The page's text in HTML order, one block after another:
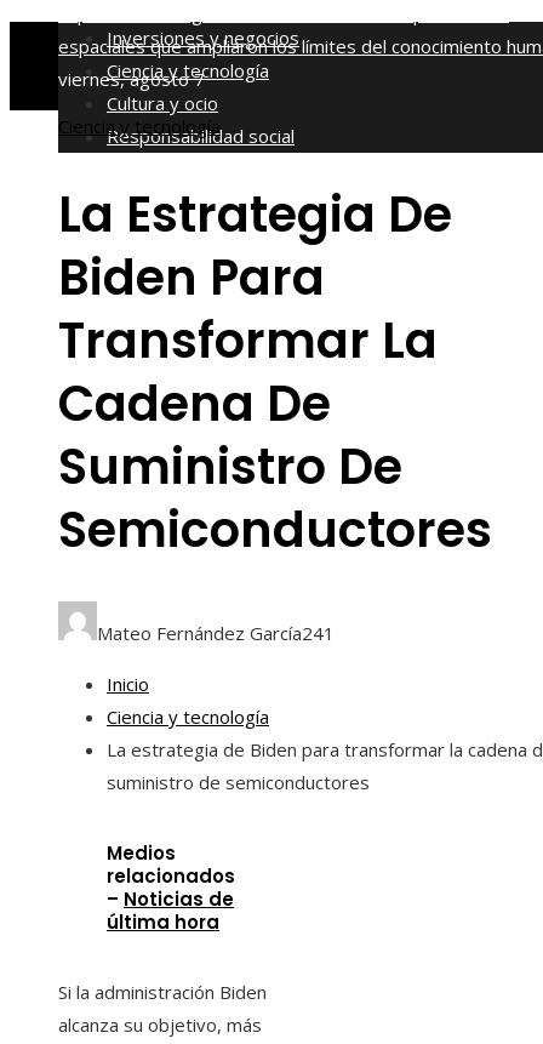
espaciales que ampliaron los límites del conocimiento
viernes, agosto 7
Inversiones y negocios
Ciencia y tecnología
Cultura y ocio
Responsabilidad social
Ciencia y tecnología
La Estrategia De
Biden Para
Transformar La
Cadena De
Suministro De
Semiconductores
Mateo Fernández García241
Inicio
Ciencia y tecnología
La estrategia de Biden para transformar la cadena
suministro de semiconductores
Medios
relacionados
– Noticias de
última hora
Si la administración Biden
alcanza su objetivo, más